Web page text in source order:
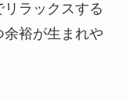
ラックスする
裕が生まれや